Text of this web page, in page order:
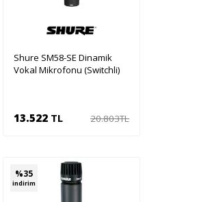
Shure SM58-SE Dinamik
Vokal Mikrofonu (Switchli)
13.522 TL 20.803TL
%35
indirim